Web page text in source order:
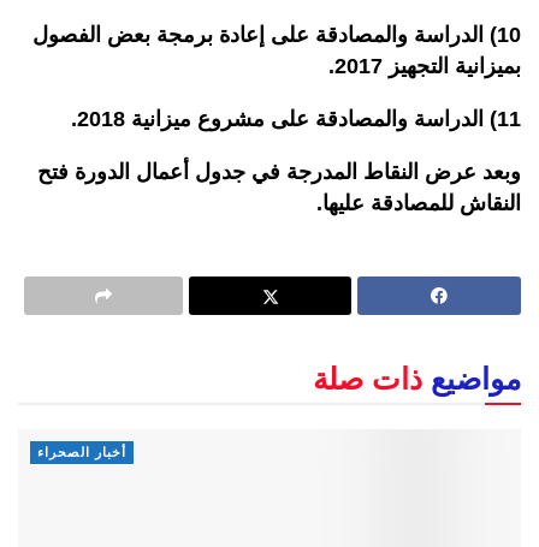
10) الدراسة والمصادقة على إعادة برمجة بعض الفصول
بميزانية التجهيز 2017.
11) الدراسة والمصادقة على مشروع ميزانية 2018.
وبعد عرض النقاط المدرجة في جدول أعمال الدورة فتح
النقاش للمصادقة عليها.
مواضيع ذات صلة
أخبار الصحراء